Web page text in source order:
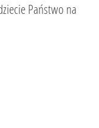
Państwo na